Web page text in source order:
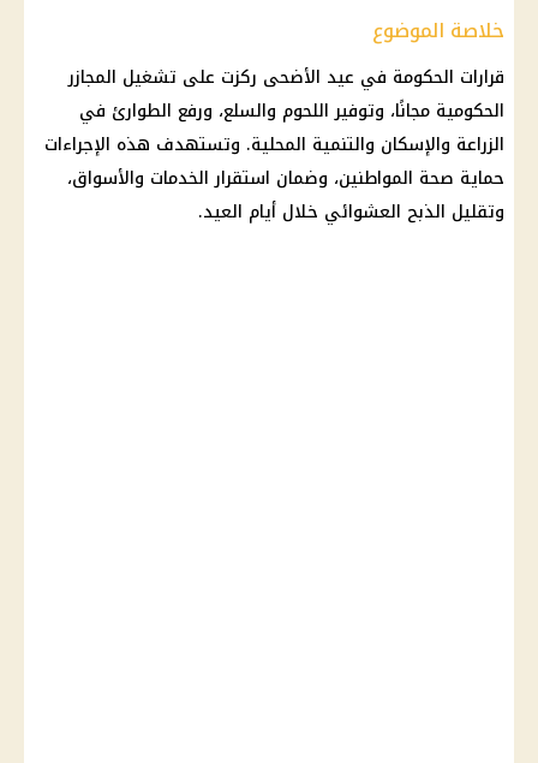
خلاصة الموضوع
قرارات الحكومة في عيد الأضحى ركزت على تشغيل المجازر
الحكومية مجانًا، وتوفيراللحوم والسلع، ورفع الطوارئ في
الزراعة والإسكان والتنمية المحلية. وتستهدف هذه الإجراءات
حماية صحة المواطنين، وضمان استقرار الخدمات والأسواق،
وتقليل الذبح العشوائي خلال أيام العيد.